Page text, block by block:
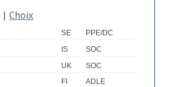
| Choix
SE
PPE/DC
IS
SOC
UK
SOC
FI
ADLE